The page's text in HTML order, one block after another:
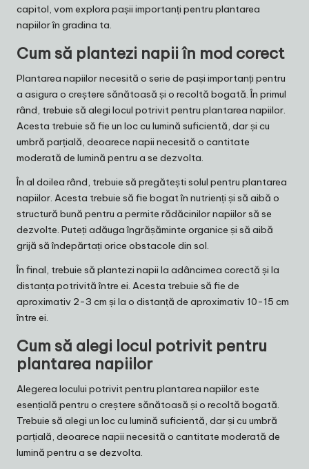
capitol, vom explora pașii importanți pentru plantarea
napiilor în gradina ta.
Cum să plantezi napii în mod corect
Plantarea napiilor necesită o serie de pași importanți pentru
a asigura o creștere sănătoasă și o recoltă bogată. În primul
rând, trebuie să alegi locul potrivit pentru plantarea napiilor.
Acesta trebuie să fie un loc cu lumină suficientă, dar și cu
umbră parțială, deoarece napii necesită o cantitate
moderată de lumină pentru a se dezvolta.
În al doilea rând, trebuie să pregătești solul pentru plantarea
napiilor. Acesta trebuie să fie bogat în nutrienți și să aibă o
structură bună pentru a permite rădăcinilor napiilor să se
dezvolte. Puteți adăuga îngrășăminte organice și să aibă
grijă să îndepărtați orice obstacole din sol.
În final, trebuie să plantezi napii la adâncimea corectă și la
distanța potrivită între ei. Acesta trebuie să fie de
aproximativ 2-3 cm și la o distanță de aproximativ 10-15 cm
între ei.
Cum să alegi locul potrivit pentru
plantarea napiilor
Alegerea locului potrivit pentru plantarea napiilor este
esențială pentru o creștere sănătoasă și o recoltă bogată.
Trebuie să alegi un loc cu lumină suficientă, dar și cu umbră
parțială, deoarece napii necesită o cantitate moderată de
lumină pentru a se dezvolta.